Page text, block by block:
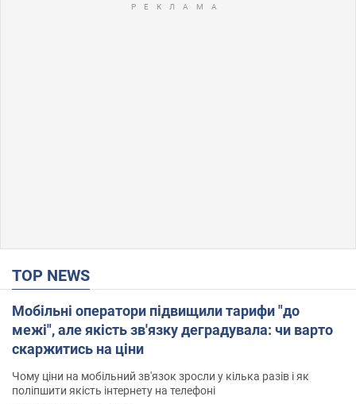
TOP NEWS
Мобільні оператори підвищили тарифи "до
межі", але якість зв'язку деградувала: чи варто
скаржитись на ціни
Чому ціни на мобільний зв'язок зросли у кілька разів і як
поліпшити якість інтернету на телефоні